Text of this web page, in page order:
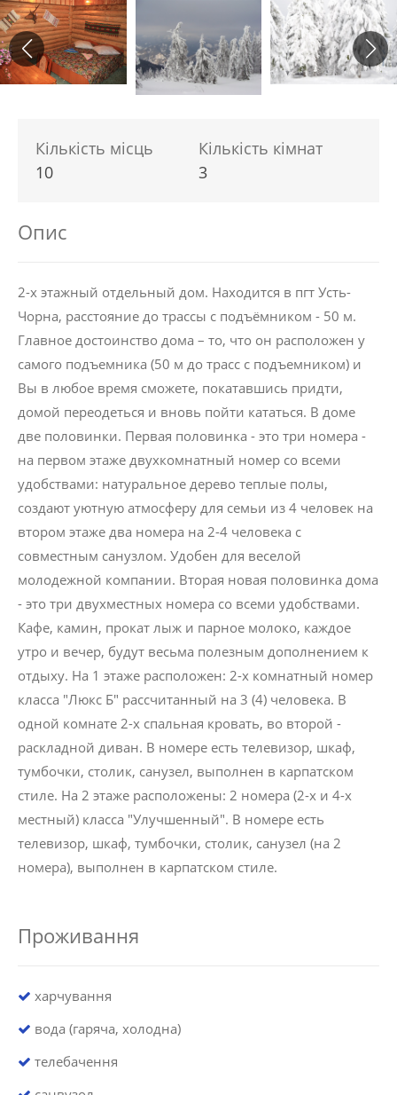
Кількість місць
10
Кількість кімнат
3
Опис
2-х этажный отдельный дом. Находится в пгт Усть-
Чорна, расстояние до трассы с подъёмником - 50 м.
Главное достоинство дома – то, что он расположен у
самого подъемника (50 м до трасс с подъемником) и
Вы в любое время сможете, покатавшись придти,
домой переодеться и вновь пойти кататься. В доме
две половинки. Первая половинка - это три номера -
на первом этаже двухкомнатный номер со всеми
удобствами: натуральное дерево теплые полы,
создают уютную атмосферу для семьи из 4 человек на
втором этаже два номера на 2-4 человека с
совместным санузлом. Удобен для веселой
молодежной компании. Вторая новая половинка дома
- это три двухместных номера со всеми удобствами.
Кафе, камин, прокат лыж и парное молоко, каждое
утро и вечер, будут весьма полезным дополнением к
отдыху. На 1 этаже расположен: 2-х комнатный номер
класса "Люкс Б" рассчитанный на 3 (4) человека. В
одной комнате 2-х спальная кровать, во второй -
раскладной диван. В номере есть телевизор, шкаф,
тумбочки, столик, санузел, выполнен в карпатском
стиле. На 2 этаже расположены: 2 номера (2-х и 4-х
местный) класса "Улучшенный". В номере есть
телевизор, шкаф, тумбочки, столик, санузел (на 2
номера), выполнен в карпатском стиле.
Проживання
харчування
вода (гаряча, холодна)
телебачення